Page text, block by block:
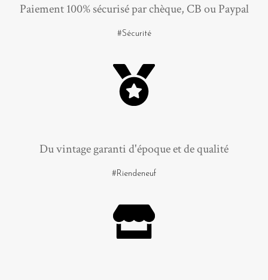
Paiement 100% sécurisé par chèque, CB ou Paypal
#Sécurité
Du vintage garanti d'époque et de qualité
#Riendeneuf